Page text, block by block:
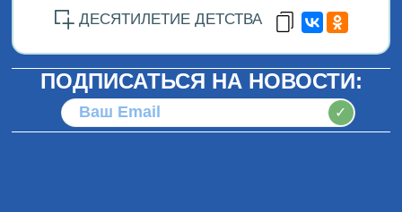
ДЕСЯТИЛЕТИЕ ДЕТСТВА
ПОДПИСАТЬСЯ НА НОВОСТИ:
✓